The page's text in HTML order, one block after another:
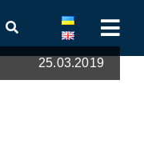
25.03.2019